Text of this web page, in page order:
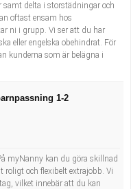
delta i storstädningar och
oftast ensam hos
ni i grupp. Vi ser att du har
eller engelska obehindrat. För
kunderna som är belägna i
1-2
myNanny kan du göra skillnad
och flexibelt extrajobb. Vi
vilket innebär att du kan